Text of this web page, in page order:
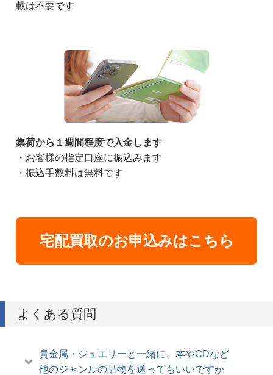
載は不要です
集荷から１週間程度で入金します
・お客様の指定口座に振込みます
・振込手数料は無料です
宅配買取のお申込みはこちら
よくある質問
貴金属・ジュエリーと一緒に、本やCDなど
他のジャンルの品物を送ってもいいですか